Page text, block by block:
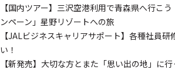
【国内ツアー】三沢空港利用で青森県へ行こ
ンペーン」星野リゾートへの旅
【JALビジネスキャリアサポート】各種社員
い！
【新発売】大切な方とまた「思い出の地」に